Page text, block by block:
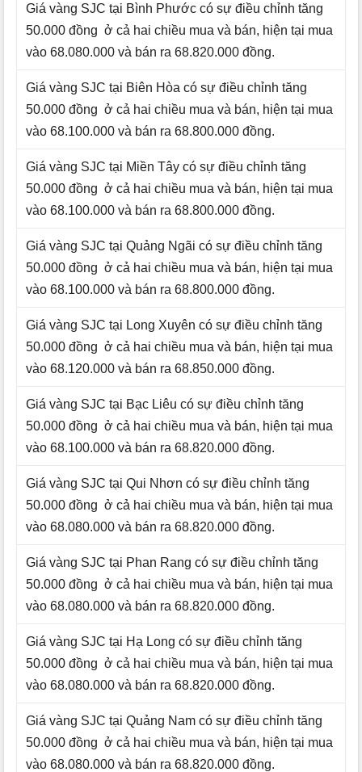
Giá vàng SJC tại Bình Phước có sự điều chỉnh tăng
50.000 đồng ở cả hai chiều mua và bán, hiện tại mua
vào 68.080.000 và bán ra 68.820.000 đồng.
Giá vàng SJC tại Biên Hòa có sự điều chỉnh tăng
50.000 đồng ở cả hai chiều mua và bán, hiện tại mua
vào 68.100.000 và bán ra 68.800.000 đồng.
Giá vàng SJC tại Miền Tây có sự điều chỉnh tăng
50.000 đồng ở cả hai chiều mua và bán, hiện tại mua
vào 68.100.000 và bán ra 68.800.000 đồng.
Giá vàng SJC tại Quảng Ngãi có sự điều chỉnh tăng
50.000 đồng ở cả hai chiều mua và bán, hiện tại mua
vào 68.100.000 và bán ra 68.800.000 đồng.
Giá vàng SJC tại Long Xuyên có sự điều chỉnh tăng
50.000 đồng ở cả hai chiều mua và bán, hiện tại mua
vào 68.120.000 và bán ra 68.850.000 đồng.
Giá vàng SJC tại Bạc Liêu có sự điều chỉnh tăng
50.000 đồng ở cả hai chiều mua và bán, hiện tại mua
vào 68.100.000 và bán ra 68.820.000 đồng.
Giá vàng SJC tại Qui Nhơn có sự điều chỉnh tăng
50.000 đồng ở cả hai chiều mua và bán, hiện tại mua
vào 68.080.000 và bán ra 68.820.000 đồng.
Giá vàng SJC tại Phan Rang có sự điều chỉnh tăng
50.000 đồng ở cả hai chiều mua và bán, hiện tại mua
vào 68.080.000 và bán ra 68.820.000 đồng.
Giá vàng SJC tại Hạ Long có sự điều chỉnh tăng
50.000 đồng ở cả hai chiều mua và bán, hiện tại mua
vào 68.080.000 và bán ra 68.820.000 đồng.
Giá vàng SJC tại Quảng Nam có sự điều chỉnh tăng
50.000 đồng ở cả hai chiều mua và bán, hiện tại mua
vào 68.080.000 và bán ra 68.820.000 đồng.